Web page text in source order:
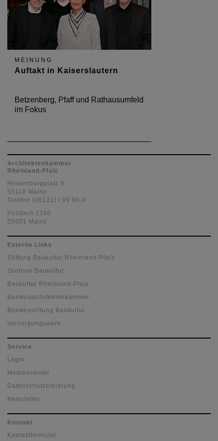
MEINUNG
Auftakt in Kaiserslautern
Betzenberg, Pfaff und Rathausumfeld
im Fokus
Architektenkammer
Rheinland-Pfalz
Hindenburgplatz 6
55118 Mainz
Telefon (06131) / 99 60-0
Postfach 1150
55001 Mainz
Externe Links
Stiftung Baukultur Rheinland-Pfalz
Zentrum Baukultur
Baukultur Rheinland-Pfalz
Bundesarchitektenkammer
Bundesstiftung Baukultur
Versorgungswerk
Service
Login
Mediencenter
Datenschutzerklärung
Newsletter
Kontakt
Kontaktformular